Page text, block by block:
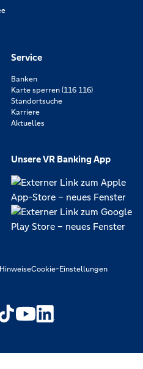
Service
Banken
Karte sperren (116 116)
Standortsuche
Karriere
Aktuelles
Unsere VR Banking App
Cookie-Einstellungen
https://www.youtube.com/
https://